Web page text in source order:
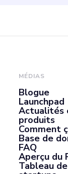
MÉDIAS
Blogue
Launchpad
Actualités
produits
Comment
Base de
FAQ
Aperçu du
Tableau